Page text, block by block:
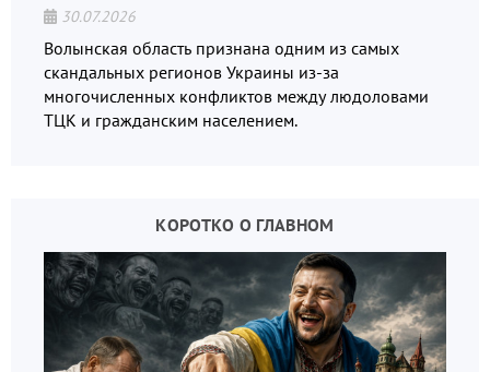
30.07.2026
Волынская область признана одним из самых
скандальных регионов Украины из-за
многочисленных конфликтов между людоловами
ТЦК и гражданским населением.
КОРОТКО О ГЛАВНОМ